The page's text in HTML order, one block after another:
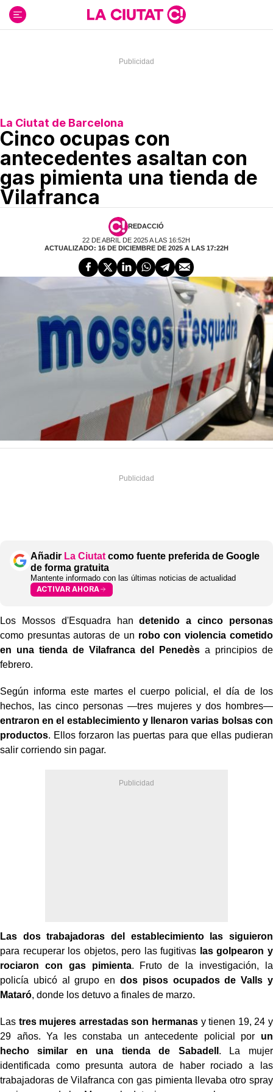
contenido
La Ciutat de Barcelona
Cinco ocupas con
antecedentes asaltan con
gas pimienta una tienda de
Vilafranca
REDACCIÓ
22 DE ABRIL DE 2025 A LAS 16:52H
ACTUALIZADO: 16 DE DICIEMBRE DE 2025 A LAS 17:22H
Añadir La Ciutat como fuente preferida de Google
de forma gratuita
Mantente informado con las últimas noticias de actualidad
ACTIVAR AHORA
Los Mossos d'Esquadra handetenido a cinco personas
como presuntas autoras de un robo con violencia cometido
en una tienda de Vilafranca del Penedèsa principios de
febrero.
Según informa este martes el cuerpo policial, el día de los
hechos, las cinco personas —tres mujeres y dos hombres—
entraron en el establecimiento y llenaron varias bolsas con
productos. Ellos forzaron las puertas para que ellas pudieran
salir corriendo sin pagar.
Las dos trabajadoras del establecimiento las siguieron
para recuperar los objetos, pero las fugitivas las golpearon y
rociaron con gas pimienta. Fruto de la investigación, la
policía ubicó al grupo en dos pisos ocupados de Valls y
Mataró, donde los detuvo a finales de marzo.
Las tres mujeres arrestadas son hermanasy tienen 19, 24 y
29 años. Ya les constaba un antecedente policial por un
hecho similar en una tienda de Sabadell . La mujer
identificada como presunta autora de haber rociado a las
trabajadoras de Vilafranca con gas pimienta llevaba otro spray